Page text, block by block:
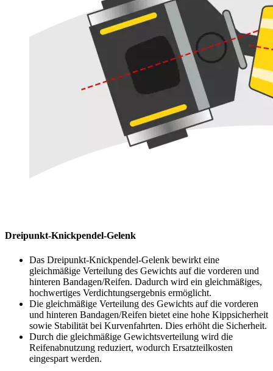
Dreipunkt-Knickpendel-Gelenk
Das Dreipunkt-Knickpendel-Gelenk bewirkt eine
gleichmäßige Verteilung des Gewichts auf die vorderen und
hinteren Bandagen/Reifen. Dadurch wird ein gleichmäßiges,
hochwertiges Verdichtungsergebnis ermöglicht.
Die gleichmäßige Verteilung des Gewichts auf die vorderen
und hinteren Bandagen/Reifen bietet eine hohe Kippsicherheit
sowie Stabilität bei Kurvenfahrten. Dies erhöht die Sicherheit.
Durch die gleichmäßige Gewichtsverteilung wird die
Reifenabnutzung reduziert, wodurch Ersatzteilkosten
eingespart werden.